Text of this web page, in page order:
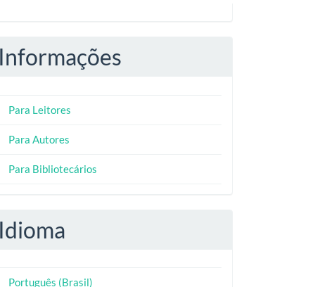
Informações
Para Leitores
Para Autores
Para Bibliotecários
Idioma
Português (Brasil)